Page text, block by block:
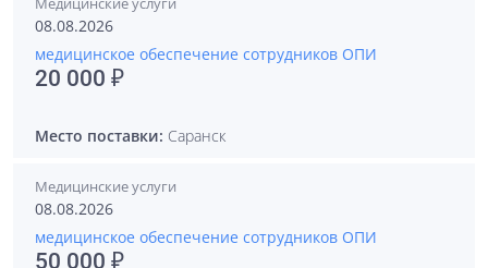
08.08.2026
медицинское обеспечение сотрудников ОПИ
20 000 ₽
Место поставки: Саранск
Медицинские услуги
08.08.2026
медицинское обеспечение сотрудников ОПИ
50 000 ₽